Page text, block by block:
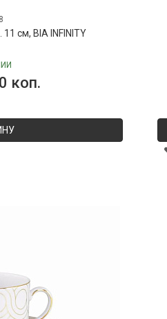
см, BIA INFINITY
коп.